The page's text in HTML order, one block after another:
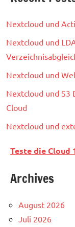
Nextcloud und
Nextcloud und
Nextcloud und
Nextcloud und S3
Cloud
Nextcloud und
Teste die Cloud
Archives
August 2026
Juli 2026